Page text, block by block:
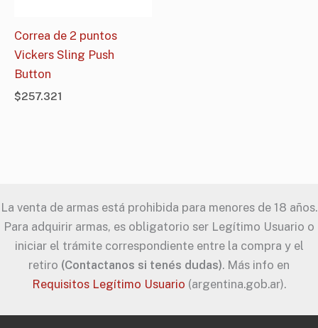
Correa de 2 puntos
Vickers Sling Push
Button
$257.321
La venta de armas está prohibida para menores de 18 años.
Para adquirir armas, es obligatorio ser Legítimo Usuario o
iniciar el trámite correspondiente entre la compra y el
retiro (Contactanos si tenés dudas). Más info en
Requisitos Legítimo Usuario (argentina.gob.ar).